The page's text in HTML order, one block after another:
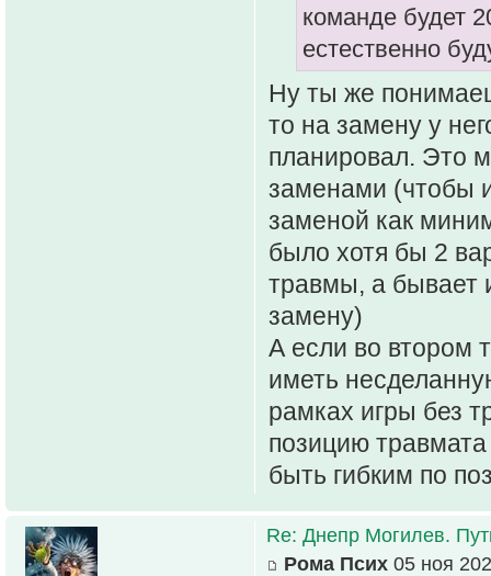
команде будет
естественно
Ну ты же
то на замену у
планировал. Это
заменами (чтобы
заменой как
было хотя бы 2
травмы, а бывает
замену)
А если во втором
иметь
рамках игры без
позицию травмата
быть гибким по
Re: Днепр Могилев.
Рома Псих 05 ноя